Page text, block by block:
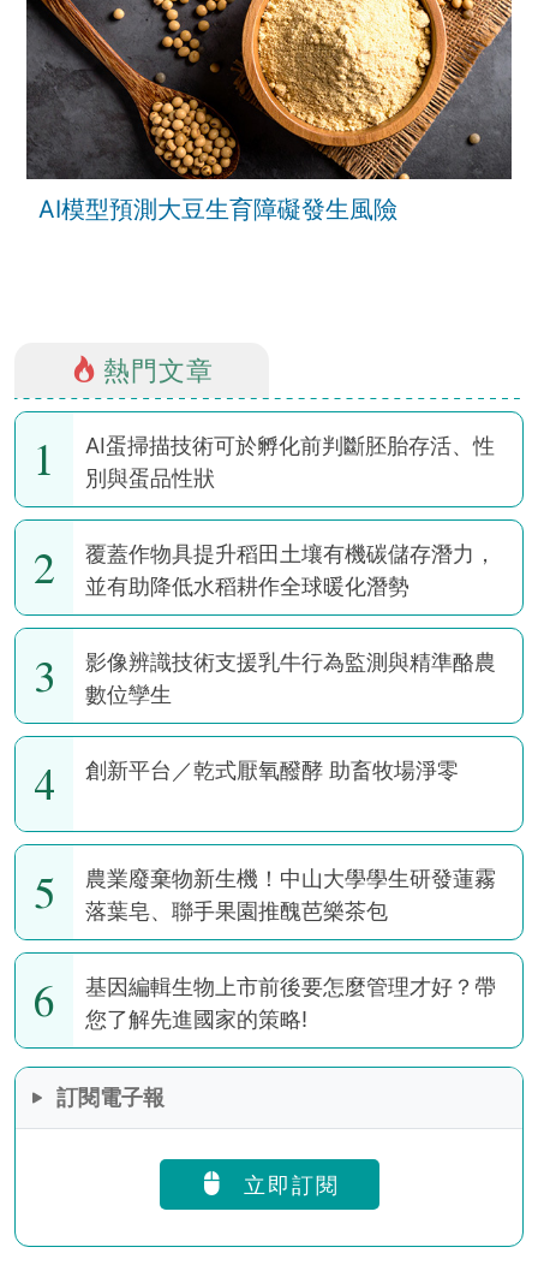
AI模型預測大豆生育障礙發生風險
熱門文章
1
AI蛋掃描技術可於孵化前判斷胚胎存活、性
別與蛋品性狀
2
覆蓋作物具提升稻田土壤有機碳儲存潛力，
並有助降低水稻耕作全球暖化潛勢
3
影像辨識技術支援乳牛行為監測與精準酪農
數位孿生
4 創新平台／乾式厭氧醱酵 助畜牧場淨零
5
農業廢棄物新生機！中山大學學生研發蓮霧
落葉皂、聯手果園推醜芭樂茶包
6
基因編輯生物上市前後要怎麼管理才好？帶
您了解先進國家的策略!
訂閱電子報
立即訂閱